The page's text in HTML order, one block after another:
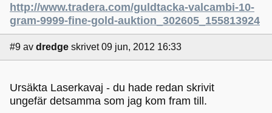
http://www.tradera.com/guldtacka-valcambi-10-
gram-9999-fine-gold-auktion_302605_155813924
#9 av dredge skrivet 09 jun, 2012 16:33
Ursäkta Laserkavaj - du hade redan skrivit
ungefär detsamma som jag kom fram till.